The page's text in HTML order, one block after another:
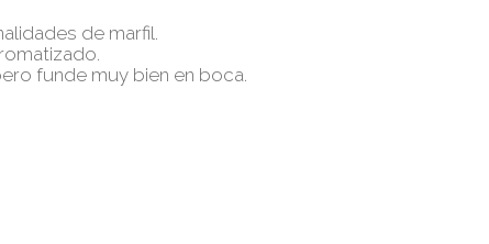
de marfil.
funde muy bien en boca.